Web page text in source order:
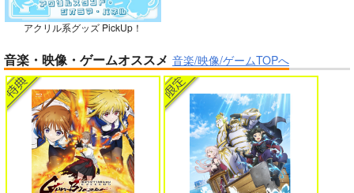
黒白のアヴェスター 3
神座万象・第十四機
2,178円（税込）
オリジナル
ケモ耳娘だらけの世界でハーレムに
3
2
＃ラブコメ好きとこっそり繋がりた
い
エロゲの鬱エンドからヒロイン達を
救済したら 2
アクリル系グッズ PickUp！
音楽・映像・ゲームオススメ 音楽/映像/ゲームTOPへ